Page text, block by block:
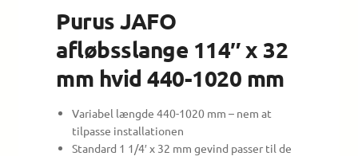
Purus JAFO
afløbsslange 114″ x 32
mm hvid 440-1020 mm
Variabel længde 440-1020 mm – nem at
tilpasse installationen
Standard 1 1/4′ x 32 mm gevind passer til de